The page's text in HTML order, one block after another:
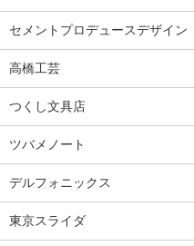
セメントプロデュースデザイン
高橋工芸
つくし文具店
ツバメノート
デルフォニックス
東京スライダ